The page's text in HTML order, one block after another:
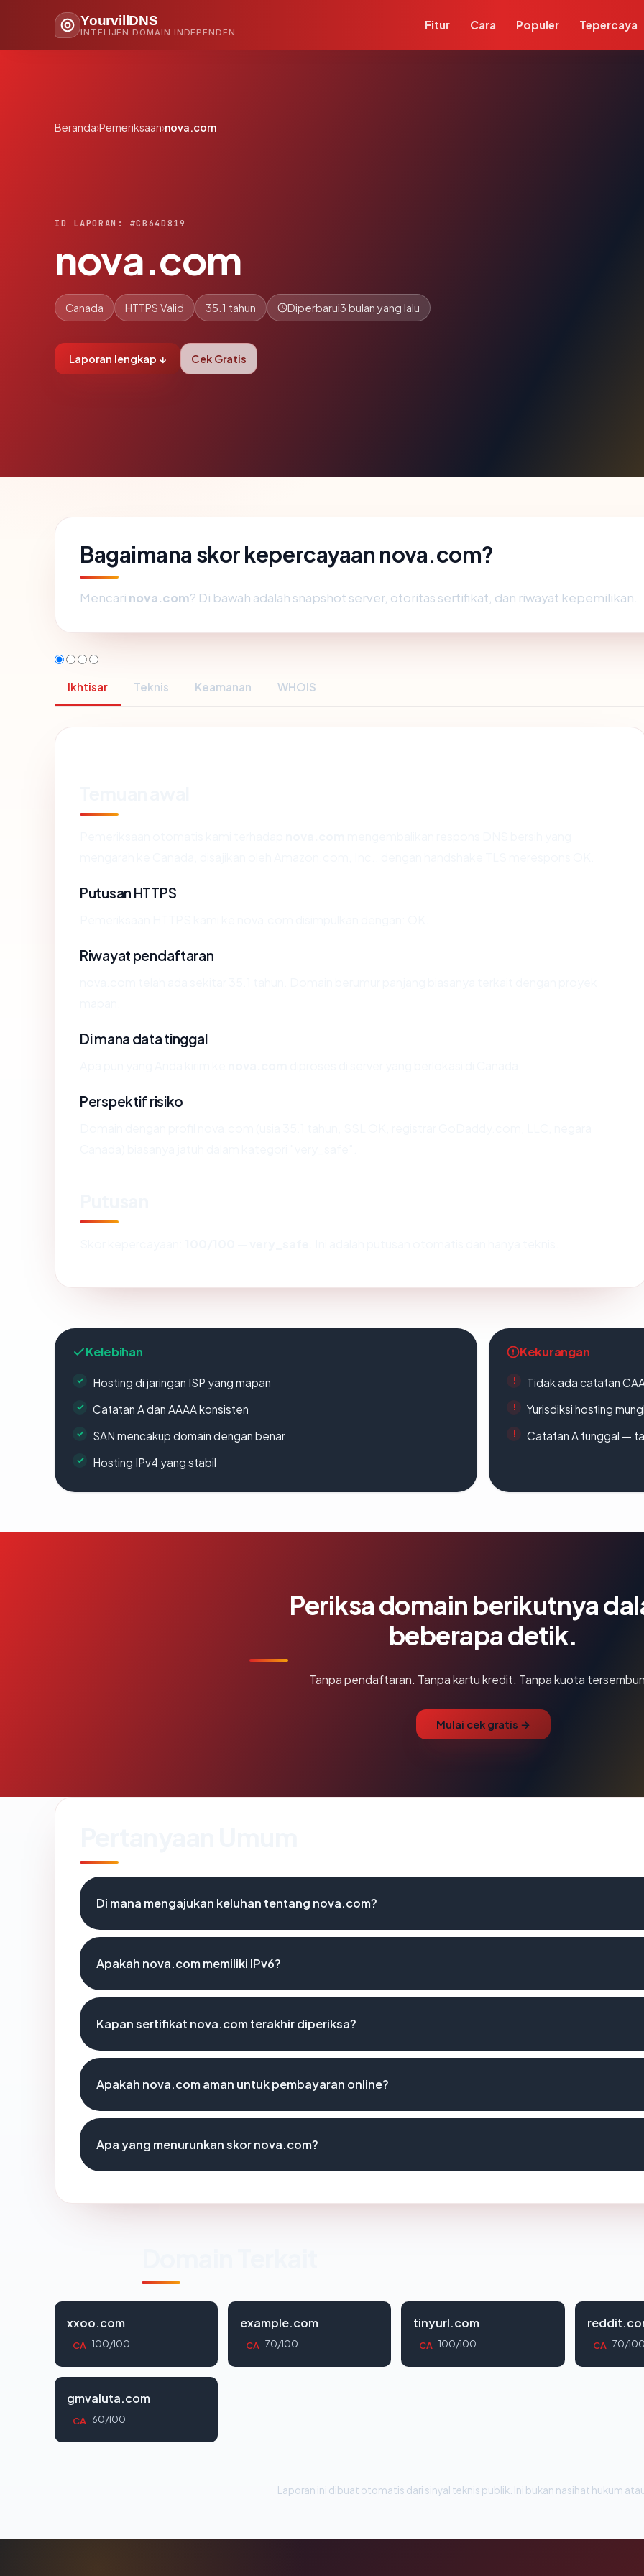
YourvillDNS
INTELIJEN DOMAIN INDEPENDEN
Fitur Cara Populer Tepercaya
Beranda›Pemeriksaan›nova.com
ID LAPORAN: #CB64D819
nova.com
Canada HTTPS Valid 35.1 tahun Diperbarui3 bulan yang lalu
Laporan lengkap ↓ Cek Gratis
Bagaimana skor kepercayaan nova.com?
Mencari nova.com? Di bawah adalah snapshot server, otoritas sertifikat, dan riwayat kepemilikan.
Ikhtisar Teknis Keamanan WHOIS
Putusan HTTPS
Riwayat pendaftaran
Di mana data tinggal
Perspektif risiko
Kelebihan
Hosting di jaringan ISP yang mapan
Catatan A dan AAAA konsisten
SAN mencakup domain dengan benar
Hosting IPv4 yang stabil
Kekurangan
Tidak ada catatan
Yurisdiksi hosting
Catatan A tunggal —
Periksa domain berikutnya
beberapa detik.
Tanpa pendaftaran. Tanpa kartu kredit. Tanpa kuota
Mulai cek gratis →
Di mana mengajukan keluhan tentang nova.com?
Apakah nova.com memiliki IPv6?
Kapan sertifikat nova.com terakhir diperiksa?
Apakah nova.com aman untuk pembayaran online?
Apa yang menurunkan skor nova.com?
xxoo.com
CA 100/100
example.com
CA 70/100
tinyurl.com
CA 100/100 CA 70/
gmvaluta.com
CA 60/100
Laporan ini dibuat otomatis dari sinyal teknis publik. Ini bukan nasihat hukum